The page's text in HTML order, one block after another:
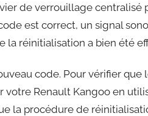
de verrouillage centralisé
est correct, un signal
la réinitialisation a bien été
code. Pour vérifier
Renault Kangoo en
la procédure de